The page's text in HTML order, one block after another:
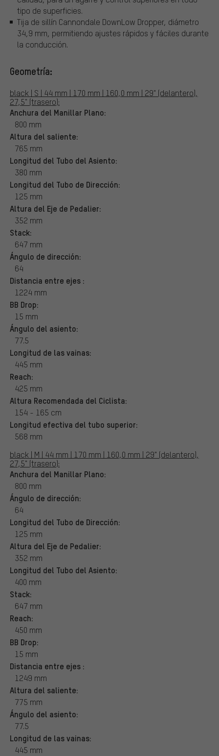
tipo de superficies.
Tija de sillín Cannondale DownLow Dropper, diámetro
34,9 mm, permitiendo ajustes rápidos y fáciles durante
la conducción.
Geometría:
black | S | 44 mm | 170 mm | 160,0 mm | 29" (delantero),
27,5" (trasero):
Anchura del Manillar Plano:
800 mm
Altura del saliente:
765 mm
Longitud del Tubo del Asiento:
380 mm
Longitud del Tubo de Dirección:
125 mm
Altura del Eje de Pedalier:
352 mm
Stack:
647 mm
Ángulo de dirección:
64
Distancia entre ejes :
1224 mm
BB Drop:
15 mm
Ángulo del asiento:
77.5
Longitud de las vainas:
445 mm
Reach:
425 mm
Altura Recomendada del Ciclista:
154 - 165 cm
Longitud efectiva del tubo superior:
568 mm
black | M | 44 mm | 170 mm | 160,0 mm | 29" (delantero),
27,5" (trasero):
Anchura del Manillar Plano:
800 mm
Ángulo de dirección:
64
Longitud del Tubo de Dirección:
125 mm
Altura del Eje de Pedalier:
352 mm
Longitud del Tubo del Asiento:
400 mm
Stack:
647 mm
Reach:
450 mm
BB Drop:
15 mm
Distancia entre ejes :
1249 mm
Altura del saliente:
775 mm
Ángulo del asiento:
77.5
Longitud de las vainas:
445 mm